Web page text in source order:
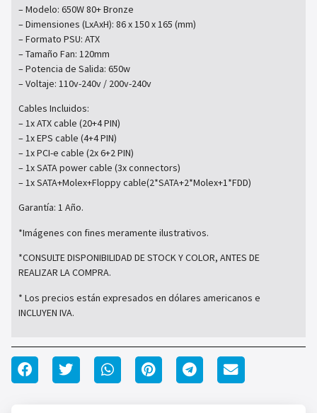
– Modelo: 650W 80+ Bronze
– Dimensiones (LxAxH): 86 x 150 x 165 (mm)
– Formato PSU: ATX
– Tamaño Fan: 120mm
– Potencia de Salida: 650w
– Voltaje: 110v-240v / 200v-240v
Cables Incluidos:
– 1x ATX cable (20+4 PIN)
– 1x EPS cable (4+4 PIN)
– 1x PCI-e cable (2x 6+2 PIN)
– 1x SATA power cable (3x connectors)
– 1x SATA+Molex+Floppy cable(2*SATA+2*Molex+1*FDD)
Garantía: 1 Año.
*Imágenes con fines meramente ilustrativos.
*CONSULTE DISPONIBILIDAD DE STOCK Y COLOR, ANTES DE
REALIZAR LA COMPRA.
* Los precios están expresados en dólares americanos e
INCLUYEN IVA.